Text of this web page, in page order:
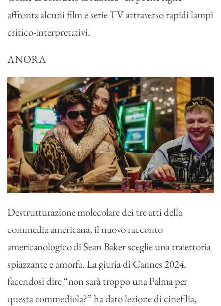
affronta alcuni film e serie TV attraverso rapidi lampi
critico-interpretativi.
ANORA
Destrutturazione molecolare dei tre atti della
commedia americana, il nuovo racconto
americanologico di Sean Baker sceglie una traiettoria
spiazzante e amorfa. La giuria di Cannes 2024,
facendosi dire “non sarà troppo una Palma per
questa commediola?” ha dato lezione di cinefilia,